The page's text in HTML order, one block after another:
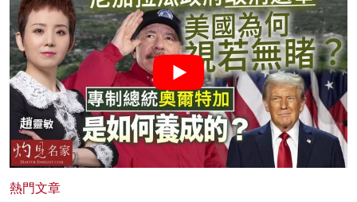
熱門文章